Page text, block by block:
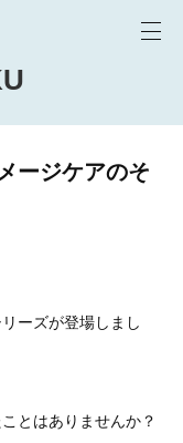
ージケアのそ
ーズが登場しまし
とはありませんか？